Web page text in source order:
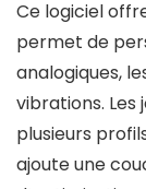
Ce logiciel
permet de
analogiques,
vibrations.
plusieurs
ajoute une